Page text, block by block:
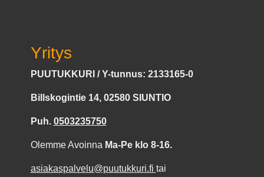
Yritys
PUUTUKKURI / Y-tunnus: 2133165-0
Billskogintie 14, 02580 SIUNTIO
Puh. 0503235750
Olemme Avoinna Ma-Pe klo 8-16.
asiakaspalvelu@puutukkuri.fi tai